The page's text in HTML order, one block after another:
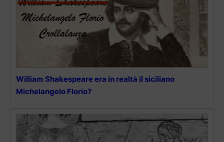
William Shakespeare era in realtà il siciliano
Michelangelo Florio?